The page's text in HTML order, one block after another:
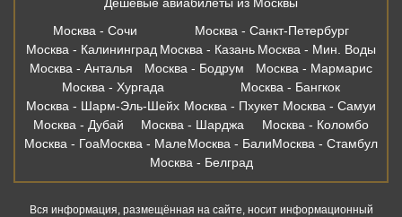
Москва - Сочи
Москва - Санкт-Петербург
Москва - Калининград Москва - Казань Москва - Мин. Воды
Москва - Анталья
Москва - Бодрум
Москва - Мармарис
Москва - Хургада
Москва - Бангкок
Москва - Шарм-Эль-Шейх Москва - Пхукет Москва - Самуи
Москва - Дубай
Москва - Шарджа
Москва - Коломбо
Москва - ГоаМосква - МалеМосква - БалиМосква - Стамбул
Москва - Белград
Вся информация, размещённая на сайте, носит информационный